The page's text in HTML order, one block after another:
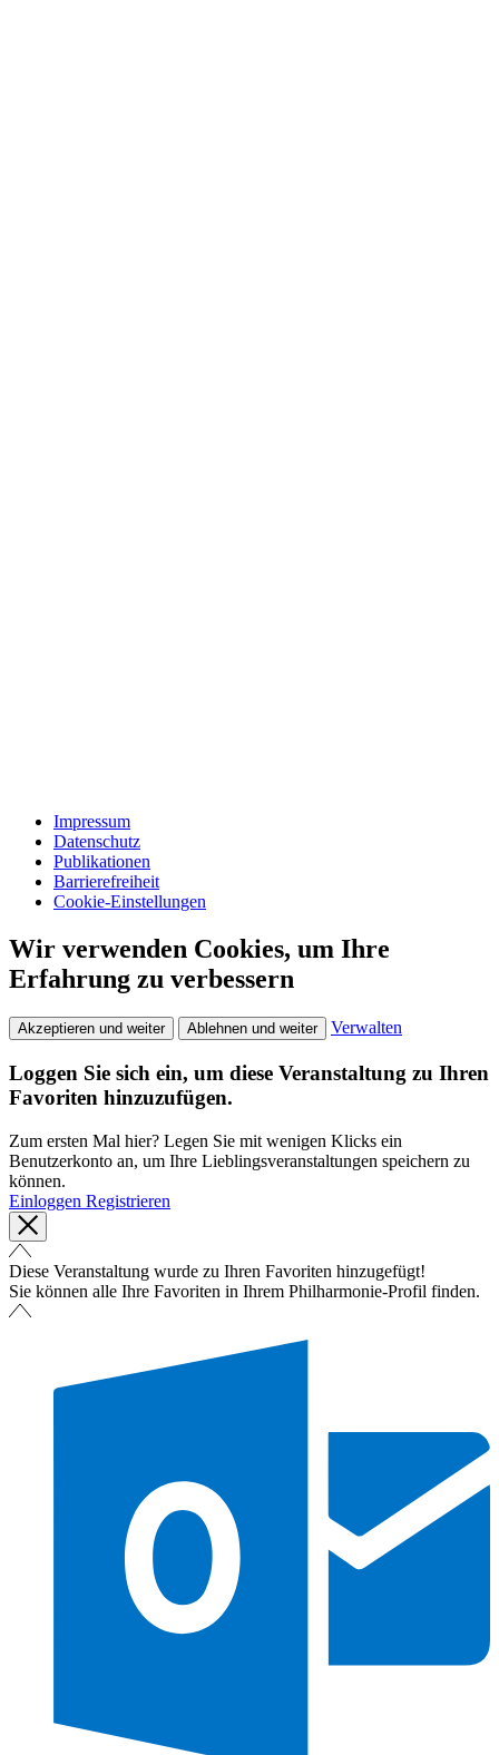
Impressum
Datenschutz
Publikationen
Barrierefreiheit
Cookie-Einstellungen
Wir verwenden Cookies, um Ihre
Erfahrung zu verbessern
Akzeptieren und weiter Ablehnen und weiter Verwalten
Loggen Sie sich ein, um diese Veranstaltung zu Ihren
Favoriten hinzuzufügen.
Zum ersten Mal hier? Legen Sie mit wenigen Klicks ein
Benutzerkonto an, um Ihre Lieblingsveranstaltungen speichern zu
können.
Einloggen Registrieren
Diese Veranstaltung wurde zu Ihren Favoriten hinzugefügt!
Sie können alle Ihre Favoriten in Ihrem Philharmonie-Profil finden.